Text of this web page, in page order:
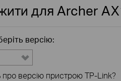
для Archer
версію:
про версію пристрою TP-Link?